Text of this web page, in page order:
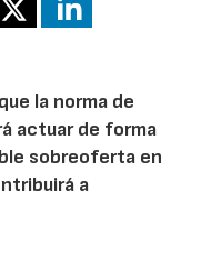
la norma de
actuar de forma
sobreoferta en
a